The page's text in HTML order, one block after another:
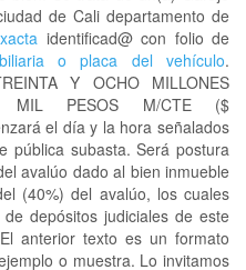
de Cali departamento de
identificad@ con folio de
o placa del vehículo.
Y OCHO MILLONES
MIL PESOS M/CTE ($
el día y la hora señalados
pública subasta. Será postura
avalúo dado al bien inmueble
(40%) del avalúo, los cuales
depósitos judiciales de este
anterior texto es un formato
o muestra. Lo invitamos